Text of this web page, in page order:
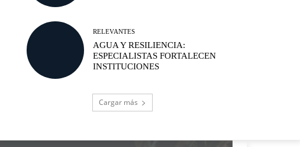
RELEVANTES
AGUA Y RESILIENCIA:
ESPECIALISTAS FORTALECEN
INSTITUCIONES
Cargar más